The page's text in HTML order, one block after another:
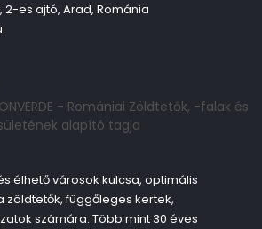
2-es ajtó, Arad, Románia
élhető városok kulcsa, optimális
függőleges kertek,
számára. Több mint 30 éves